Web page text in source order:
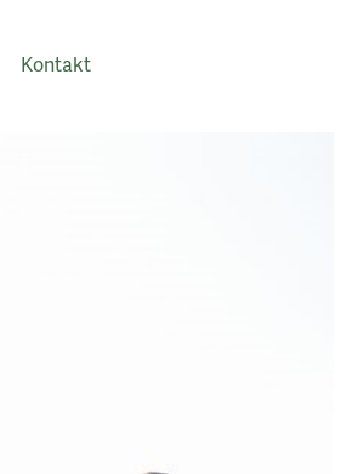
Kontakt